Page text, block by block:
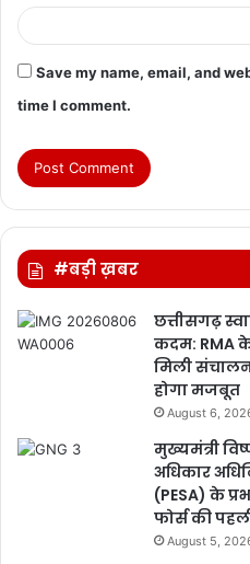
Save my name, email, and
time I comment.
#बड़ी ख़बर
छत्तीसगढ़
कदम: RMA
मिली
होगा मजबूत
August 6,
मुख्यमंत्री
अधिकार
(PESA) के
फोर्स की
August 5,